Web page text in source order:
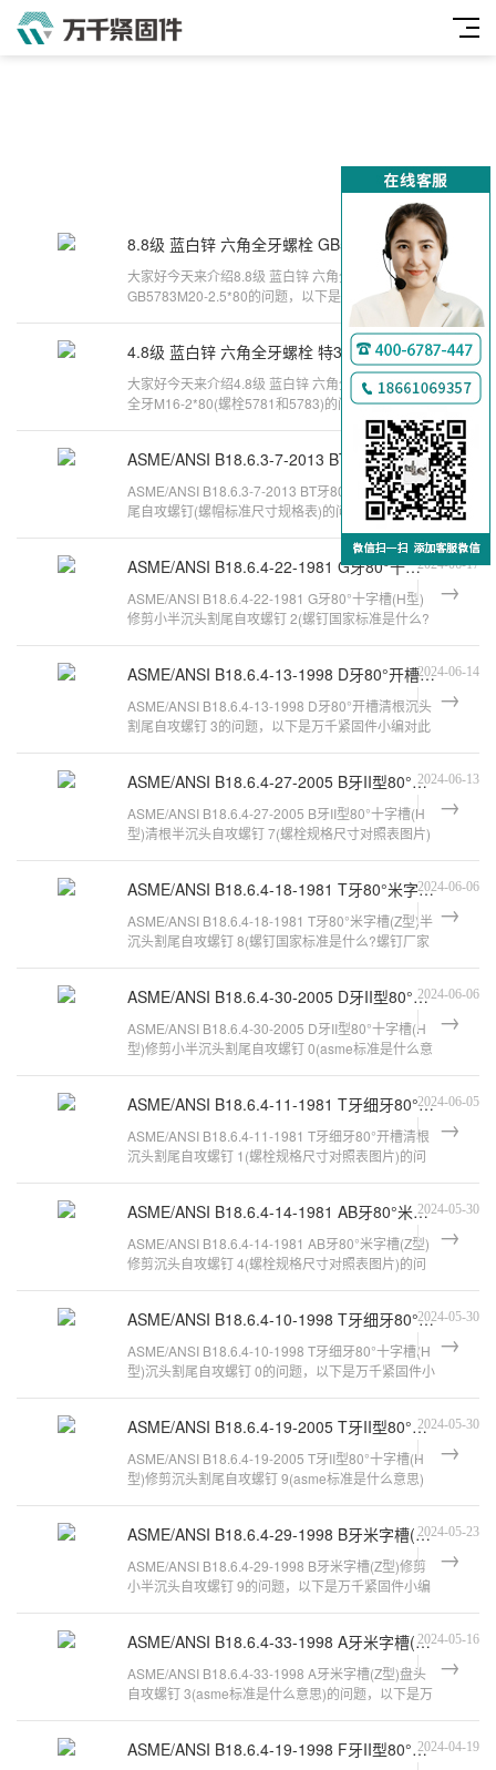
8.8级 蓝白锌 六角全牙螺栓 GB5783 M20-2.5*80
2024-10-24
大家好今天来介绍8.8级 蓝白锌 六角全牙螺栓
GB5783M20-2.5*80的问题，以下是万千紧固件小编
对此问题的归纳整理，来看看吧。m10*25螺
4.8级 蓝白锌 六角全牙螺栓 特30 全牙 M16-2*80
2024-10-18
大家好今天来介绍4.8级 蓝白锌 六角全牙螺栓 特30
全牙M16-2*80(螺栓5781和5783)的问题，以下是万
ASME/ANSI B18.6.3-7-2013 BT牙80°开槽半沉头割尾自攻螺钉
2024-06-25
ASME/ANSI B18.6.3-7-2013 BT牙80°开槽半沉头割
尾自攻螺钉(螺帽标准尺寸规格表)的问题，以下是万
ASME/ANSI B18.6.4-22-1981 G牙80°十字槽(H型)修剪小半沉头割尾自攻螺钉 22024-06-17
ASME/ANSI B18.6.4-22-1981 G牙80°十字槽(H型)
修剪小半沉头割尾自攻螺钉 2(螺钉国家标准是什么?
ASME/ANSI B18.6.4-13-1998 D牙80°开槽清根沉头割尾自攻螺钉 3
2024-06-14
ASME/ANSI B18.6.4-13-1998 D牙80°开槽清根沉头
割尾自攻螺钉 3的问题，以下是万千紧固件小编对此
ASME/ANSI B18.6.4-27-2005 B牙II型80°十字槽(H型)清根半沉头自攻螺钉 7
2024-06-13
ASME/ANSI B18.6.4-27-2005 B牙II型80°十字槽(H
型)清根半沉头自攻螺钉 7(螺栓规格尺寸对照表图片)
ASME/ANSI B18.6.4-18-1981 T牙80°米字槽(Z型)半沉头割尾自攻螺钉 8
2024-06-06
ASME/ANSI B18.6.4-18-1981 T牙80°米字槽(Z型)半
沉头割尾自攻螺钉 8(螺钉国家标准是什么?螺钉厂家
ASME/ANSI B18.6.4-30-2005 D牙II型80°十字槽(H型)修剪小半沉头割尾自攻螺钉 0
2024-06-06
ASME/ANSI B18.6.4-30-2005 D牙II型80°十字槽(H
型)修剪小半沉头割尾自攻螺钉 0(asme标准是什么意
ASME/ANSI B18.6.4-11-1981 T牙细牙80°开槽清根沉头割尾自攻螺钉 1
2024-06-05
ASME/ANSI B18.6.4-11-1981 T牙细牙80°开槽清根
沉头割尾自攻螺钉 1(螺栓规格尺寸对照表图片)的问
ASME/ANSI B18.6.4-14-1981 AB牙80°米字槽(Z型)修剪沉头自攻螺钉 4
2024-05-30
ASME/ANSI B18.6.4-14-1981 AB牙80°米字槽(Z型)
修剪沉头自攻螺钉 4(螺栓规格尺寸对照表图片)的问
ASME/ANSI B18.6.4-10-1998 T牙细牙80°十字槽(H型)沉头割尾自攻螺钉 0
2024-05-30
ASME/ANSI B18.6.4-10-1998 T牙细牙80°十字槽(H
型)沉头割尾自攻螺钉 0的问题，以下是万千紧固件小
ASME/ANSI B18.6.4-19-2005 T牙II型80°十字槽(H型)修剪沉头割尾自攻螺钉 9
2024-05-30
ASME/ANSI B18.6.4-19-2005 T牙II型80°十字槽(H
型)修剪沉头割尾自攻螺钉 9(asme标准是什么意思)
ASME/ANSI B18.6.4-29-1998 B牙米字槽(Z型)修剪小半沉头自攻螺钉 9
2024-05-23
ASME/ANSI B18.6.4-29-1998 B牙米字槽(Z型)修剪
小半沉头自攻螺钉 9的问题，以下是万千紧固件小编
ASME/ANSI B18.6.4-33-1998 A牙米字槽(Z型)盘头自攻螺钉 3
2024-05-16
ASME/ANSI B18.6.4-33-1998 A牙米字槽(Z型)盘头
自攻螺钉 3(asme标准是什么意思)的问题，以下是万
ASME/ANSI B18.6.4-19-1998 F牙II型80°十字槽(H型)修剪沉头割尾自攻螺钉 9
2024-04-19